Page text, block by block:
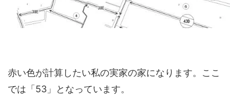
赤い色が計算したい私の実家の家になります。ここ
では「53」となっています。